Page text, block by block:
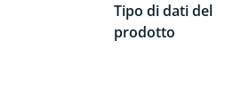
Tipo di dati del
prodotto